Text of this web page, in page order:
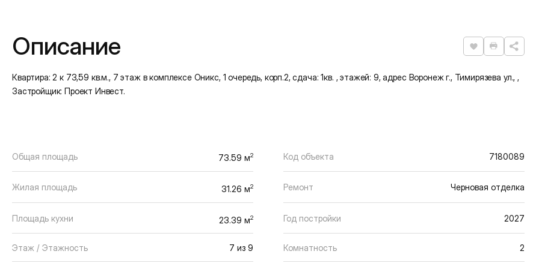
Описание Нравится
Квартира: 2 к 73,59 кв.м., 7 этаж в комплексе Оникс, 1 очередь, корп.2, сдача: 1кв. , этажей: 9, адрес Воронеж г., Тимирязева ул., ,
Застройщик: Проект Инвест.
Общая площадь 73.59 м2 Код объекта 7180089
Жилая площадь 31.26 м2 Ремонт Черновая отделка
Площадь кухни 23.39 м2 Год постройки 2027
Этаж / Этажность 7 из 9 Комнатность 2